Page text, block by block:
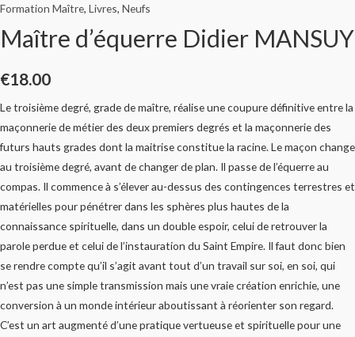
Formation Maître, Livres, Neufs
Maître d’équerre Didier MANSUY
€18.00
Le troisième degré, grade de maître, réalise une coupure définitive entre la
maçonnerie de métier des deux premiers degrés et la maçonnerie des
futurs hauts grades dont la maitrise constitue la racine. Le maçon change
au troisième degré, avant de changer de plan. Il passe de l’équerre au
compas. Il commence à s’élever au-dessus des contingences terrestres et
matérielles pour pénétrer dans les sphères plus hautes de la
connaissance spirituelle, dans un double espoir, celui de retrouver la
parole perdue et celui de l’instauration du Saint Empire. Il faut donc bien
se rendre compte qu’il s’agit avant tout d’un travail sur soi, en soi, qui
n’est pas une simple transmission mais une vraie création enrichie, une
conversion à un monde intérieur aboutissant à réorienter son regard.
C’est un art augmenté d’une pratique vertueuse et spirituelle pour une